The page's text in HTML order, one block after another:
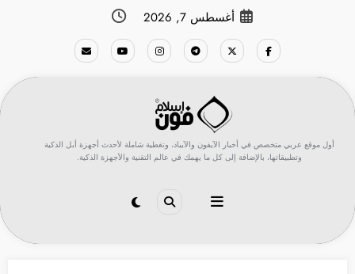
أغسطس 7, 2026
أول موقع عربي متخصص في أخبار الآيفون والآيباد، وتغطية شاملة لأحدث أجهزة أبل الذكية
وتطبيقاتها، بالإضافة إلى كل ما يهمك في عالم التقنية والأجهزة الذكية.